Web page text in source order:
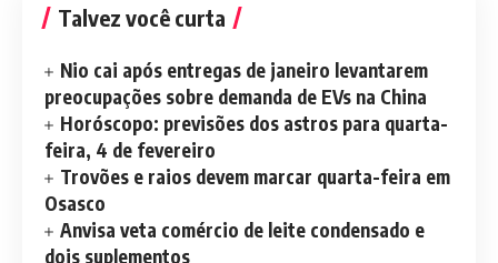
Talvez você curta
Nio cai após entregas de janeiro levantarem
preocupações sobre demanda de EVs na China
Horóscopo: previsões dos astros para quarta-
feira, 4 de fevereiro
Trovões e raios devem marcar quarta-feira em
Osasco
Anvisa veta comércio de leite condensado e
dois suplementos